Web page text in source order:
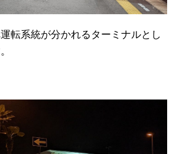
転系統が分かれるターミナルとし